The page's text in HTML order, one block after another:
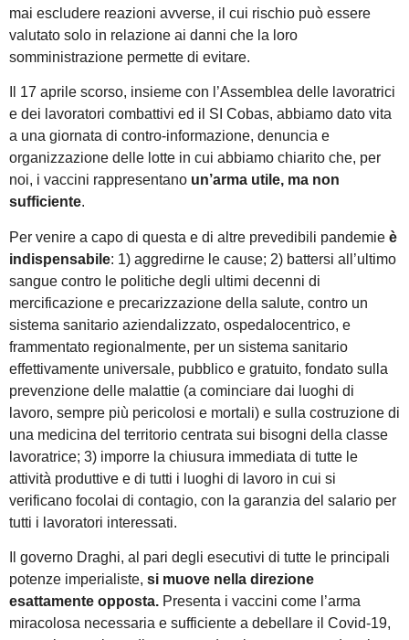
mai escludere reazioni avverse, il cui rischio può essere
valutato solo in relazione ai danni che la loro
somministrazione permette di evitare.
Il 17 aprile scorso, insieme con l’Assemblea delle lavoratrici
e dei lavoratori combattivi ed il SI Cobas, abbiamo dato vita
a una giornata di contro-informazione, denuncia e
organizzazione delle lotte in cui abbiamo chiarito che, per
noi, i vaccini rappresentano un’arma utile, ma non
sufficiente.
Per venire a capo di questa e di altre prevedibili pandemie è
indispensabile: 1) aggredirne le cause; 2) battersi all’ultimo
sangue contro le politiche degli ultimi decenni di
mercificazione e precarizzazione della salute, contro un
sistema sanitario aziendalizzato, ospedalocentrico, e
frammentato regionalmente, per un sistema sanitario
effettivamente universale, pubblico e gratuito, fondato sulla
prevenzione delle malattie (a cominciare dai luoghi di
lavoro, sempre più pericolosi e mortali) e sulla costruzione di
una medicina del territorio centrata sui bisogni della classe
lavoratrice; 3) imporre la chiusura immediata di tutte le
attività produttive e di tutti i luoghi di lavoro in cui si
verificano focolai di contagio, con la garanzia del salario per
tutti i lavoratori interessati.
Il governo Draghi, al pari degli esecutivi di tutte le principali
potenze imperialiste, si muove nella direzione
esattamente opposta. Presenta i vaccini come l’arma
miracolosa necessaria e sufficiente a debellare il Covid-19,